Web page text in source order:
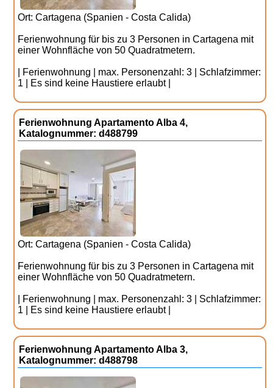
Ort: Cartagena (Spanien - Costa Calida)
Ferienwohnung für bis zu 3 Personen in Cartagena mit
einer Wohnfläche von 50 Quadratmetern.
| Ferienwohnung | max. Personenzahl: 3 | Schlafzimmer:
1 | Es sind keine Haustiere erlaubt |
Ferienwohnung Apartamento Alba 4,
Katalognummer: d488799
Ort: Cartagena (Spanien - Costa Calida)
Ferienwohnung für bis zu 3 Personen in Cartagena mit
einer Wohnfläche von 50 Quadratmetern.
| Ferienwohnung | max. Personenzahl: 3 | Schlafzimmer:
1 | Es sind keine Haustiere erlaubt |
Ferienwohnung Apartamento Alba 3,
Katalognummer: d488798